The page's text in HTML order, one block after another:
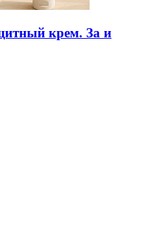
крем. За и